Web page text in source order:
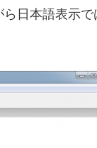
日本語表示